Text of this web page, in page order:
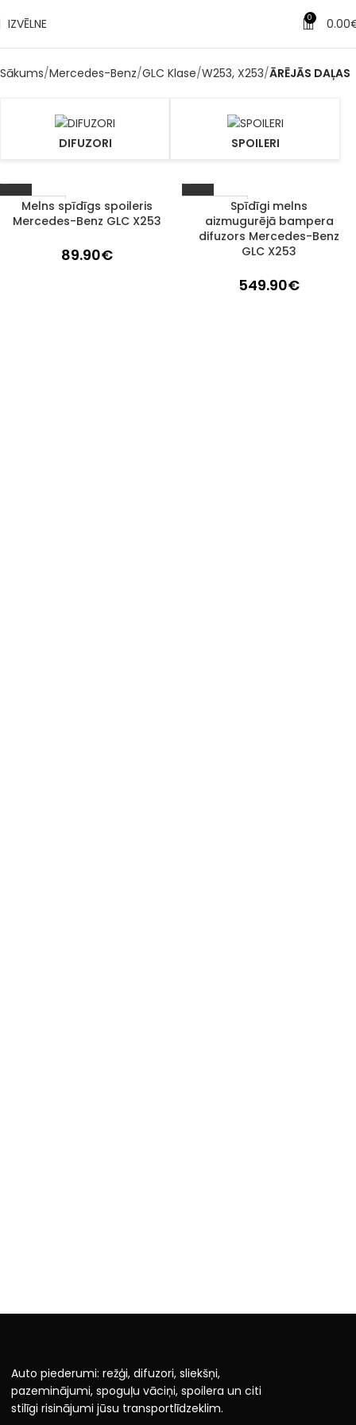
IZVĒLNE 0 0.00
Sākums Mercedes-Benz GLC Klase W253, X253 ĀRĒJĀS DAĻAS
DIFUZORI SPOILERI
Izpārdots
Melns spīdīgs spoileris
Mercedes-Benz GLC X253
89.90€
IzpārdotsSpīdīgi melns
aizmugurējā bampera
difuzors Mercedes-Benz
GLC X253
549.90€
Auto piederumi: režģi, difuzori, sliekšņi,
pazeminājumi, spoguļu vāciņi, spoilera un citi
stilīgi risinājumi jūsu transportlīdzeklim.